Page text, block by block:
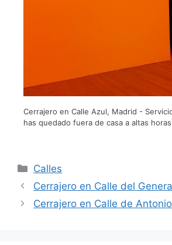
Cerrajero en Calle Azul, Madrid -
has quedado fuera de casa a altas
Calles
Cerrajero en Calle del
Cerrajero en Calle de